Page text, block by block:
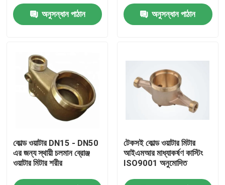
পণ্য
আমাদের সম্পর্কে
কারখানা ভ্রমণ
মান নিয়ন্ত্রণ
অনুসন্ধান পাঠান অনুসন্ধান পাঠান
কোল্ড ওয়াটার DN15 - DN50
এর জন্য স্থায়ী চলমান ব্রোঞ্জ
ওয়াটার মিটার শরীর
টেকসই কোল্ড ওয়াটার মিটার
আইএমআর মাধ্যাকর্ষণ কাস্টিং
ISO9001 অনুমোদিত